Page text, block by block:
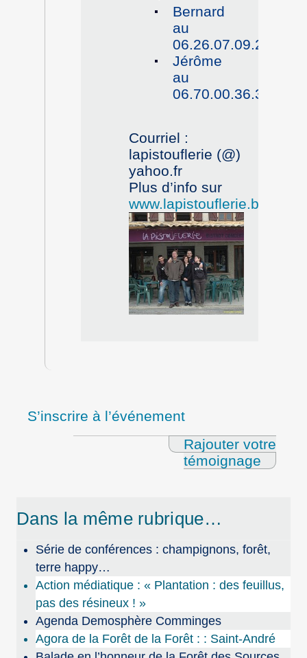
Bernard
au
06.26.07.09.25
Jérôme
au
06.70.00.36.36
Courriel :
lapistouflerie (@)
yahoo.fr
Plus d’info sur
S’inscrire à l’événement
Rajouter votre
témoignage
Dans la même rubrique…
Série de conférences : champignons, forêt,
terre happy…
Action médiatique : « Plantation : des feuillus,
pas des résineux ! »
Agenda Demosphère Comminges
Agora de la Forêt de la Forêt : : Saint-André